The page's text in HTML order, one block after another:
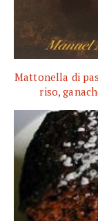
Mattonella di
riso,